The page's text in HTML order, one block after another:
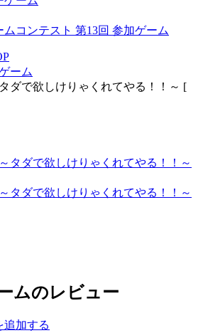
コンテスト 第13回 参加ゲーム
ーム
ダで欲しけりゃくれてやる！！～ [
ムのレビュー
追加する